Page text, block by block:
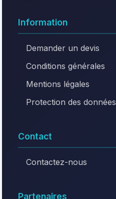
Information
Demander un devis
Conditions générales
Mentions légales
Protection des données
Contact
Contactez-nous
Partenaires